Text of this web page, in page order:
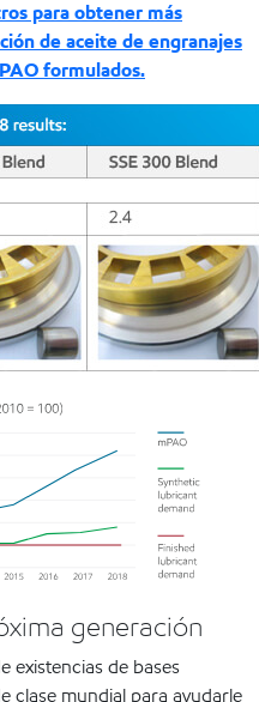
para obtener más
de aceite de engranajes
formulados.
generación
existencias de bases
clase mundial para ayudarle